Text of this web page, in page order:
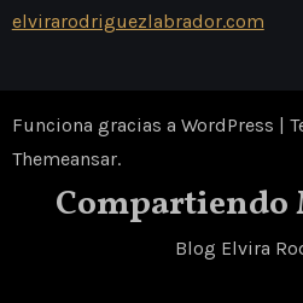
elvirarodriguezlabrador.com
Funciona gracias a WordPress |
Themeansar.
Compartiendo
Blog Elvira